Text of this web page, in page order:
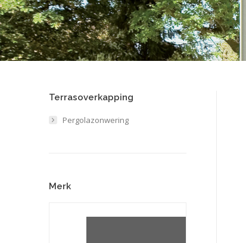
Terrasoverkapping
Pergolazonwering
Merk